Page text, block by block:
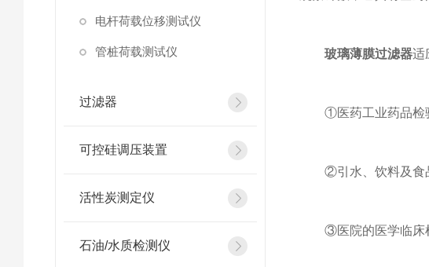
电杆荷载位移测试仪
管桩荷载测试仪
过滤器
可控硅调压装置
活性炭测定仪
石油/水质检测仪
玻璃薄膜过滤器适
①医药工业药品检验
②引水、饮料及食品
③医院的医学临床检